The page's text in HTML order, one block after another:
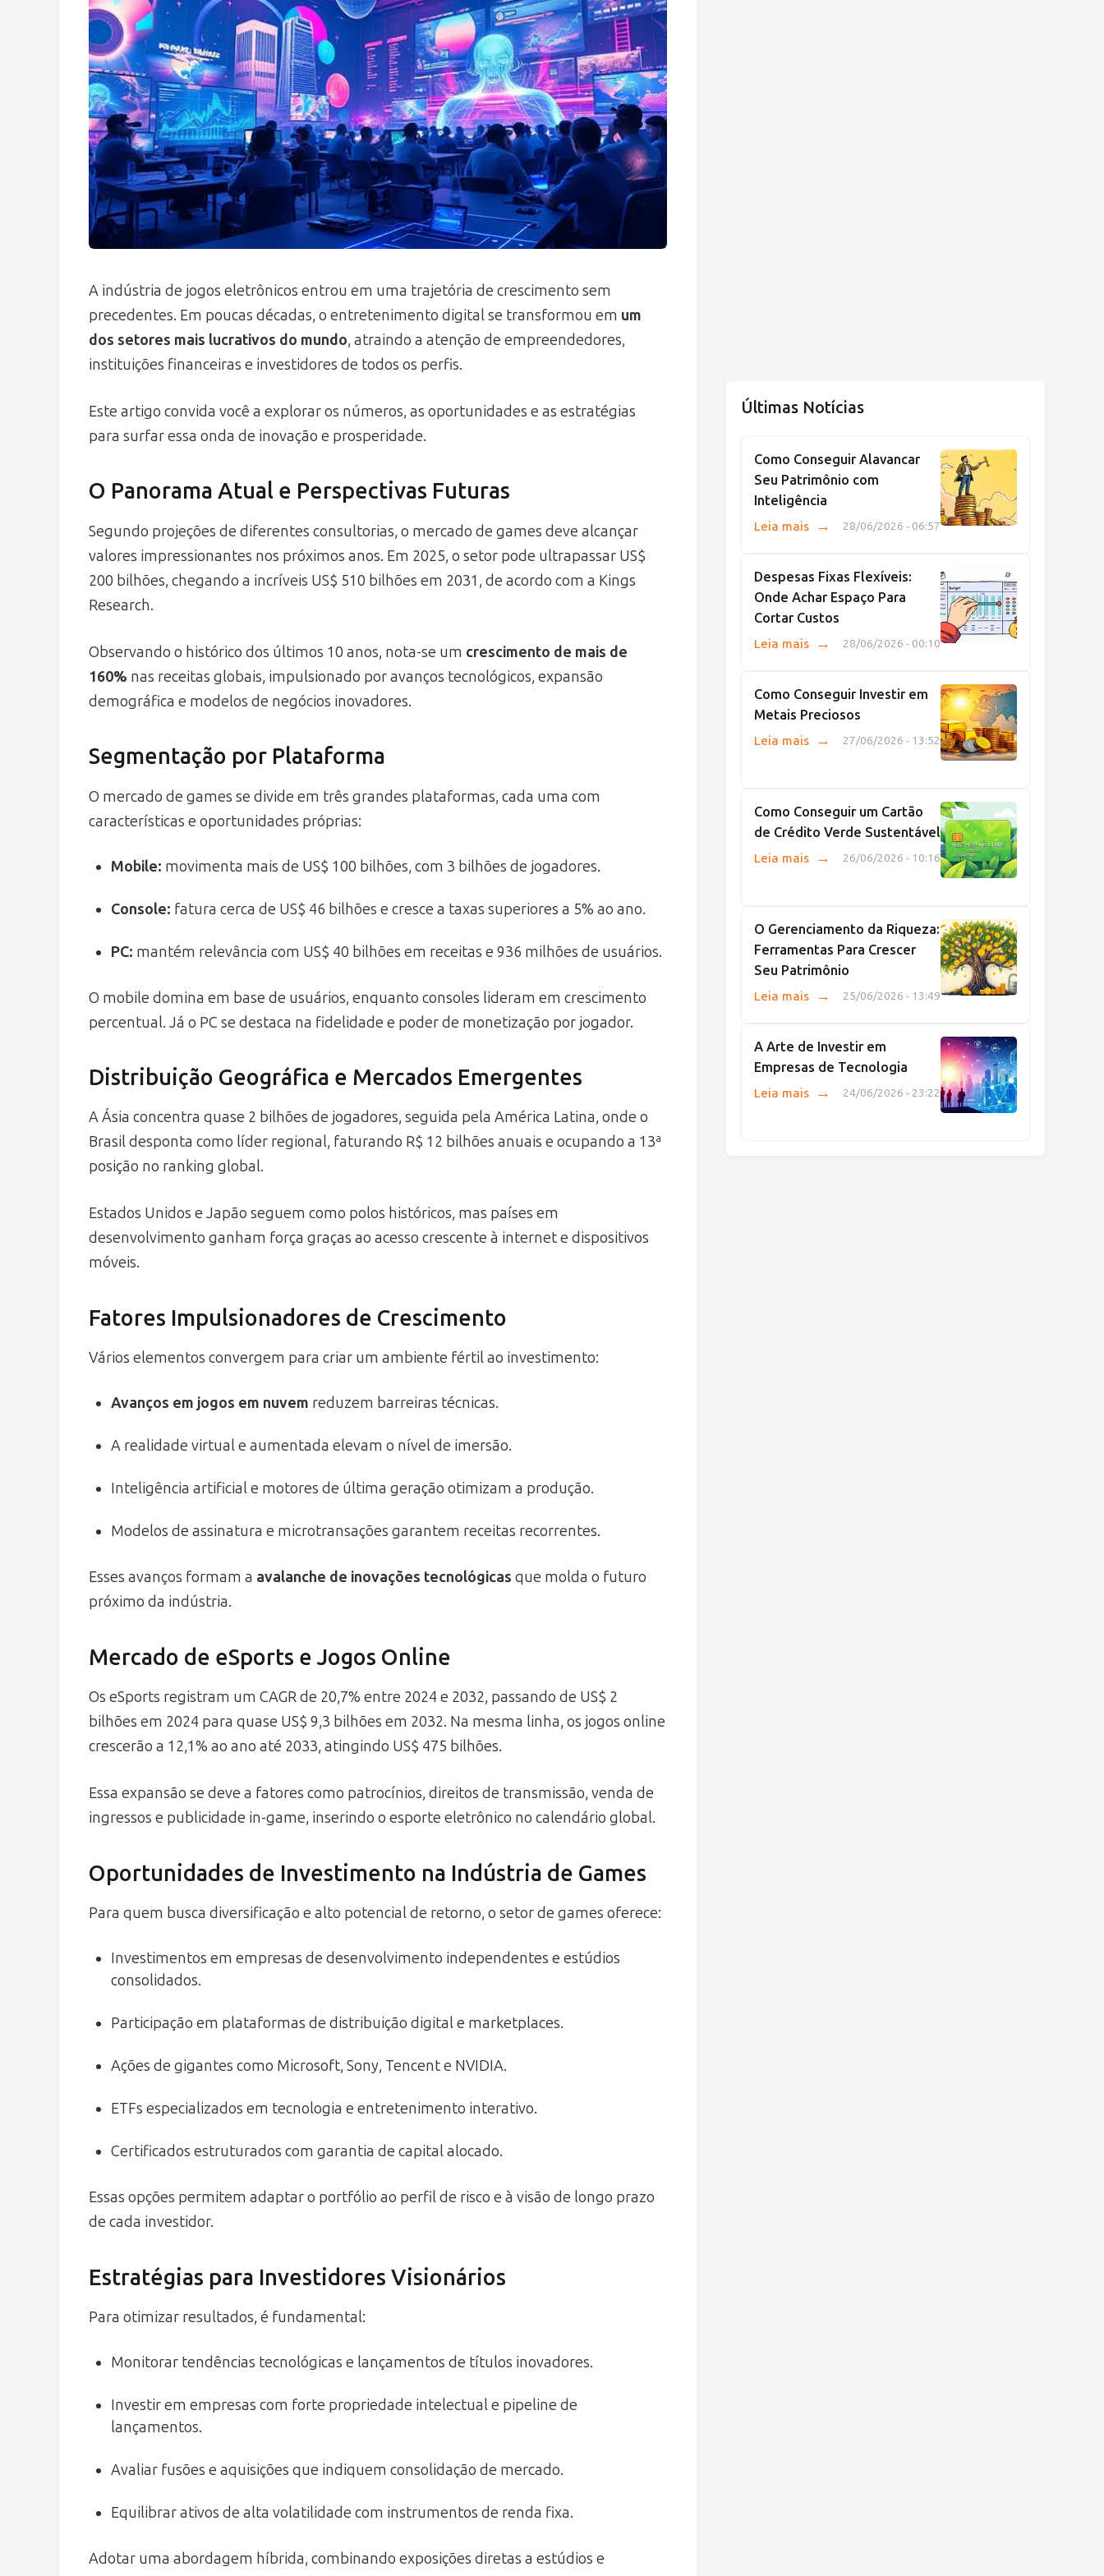
A indústria de jogos eletrônicos entrou em uma trajetória de crescimento sem
precedentes. Em poucas décadas, o entretenimento digital se transformou em um
dos setores mais lucrativos do mundo, atraindo a atenção de empreendedores,
instituições financeiras e investidores de todos os perfis.
Este artigo convida você a explorar os números, as oportunidades e as estratégias
para surfar essa onda de inovação e prosperidade.
O Panorama Atual e Perspectivas Futuras
Segundo projeções de diferentes consultorias, o mercado de games deve alcançar
valores impressionantes nos próximos anos. Em 2025, o setor pode ultrapassar US$
200 bilhões, chegando a incríveis US$ 510 bilhões em 2031, de acordo com a Kings
Research.
Observando o histórico dos últimos 10 anos, nota-se um crescimento de mais de
160% nas receitas globais, impulsionado por avanços tecnológicos, expansão
demográfica e modelos de negócios inovadores.
Segmentação por Plataforma
O mercado de games se divide em três grandes plataformas, cada uma com
características e oportunidades próprias:
Mobile: movimenta mais de US$ 100 bilhões, com 3 bilhões de jogadores.
Console: fatura cerca de US$ 46 bilhões e cresce a taxas superiores a 5% ao ano.
PC: mantém relevância com US$ 40 bilhões em receitas e 936 milhões de usuários.
O mobile domina em base de usuários, enquanto consoles lideram em crescimento
percentual. Já o PC se destaca na fidelidade e poder de monetização por jogador.
Distribuição Geográfica e Mercados Emergentes
A Ásia concentra quase 2 bilhões de jogadores, seguida pela América Latina, onde o
Brasil desponta como líder regional, faturando R$ 12 bilhões anuais e ocupando a 13ª
posição no ranking global.
Estados Unidos e Japão seguem como polos históricos, mas países em
desenvolvimento ganham força graças ao acesso crescente à internet e dispositivos
móveis.
Fatores Impulsionadores de Crescimento
Vários elementos convergem para criar um ambiente fértil ao investimento:
Avanços em jogos em nuvem reduzem barreiras técnicas.
A realidade virtual e aumentada elevam o nível de imersão.
Inteligência artificial e motores de última geração otimizam a produção.
Modelos de assinatura e microtransações garantem receitas recorrentes.
Esses avanços formam a avalanche de inovações tecnológicas que molda o futuro
próximo da indústria.
Mercado de eSports e Jogos Online
Os eSports registram um CAGR de 20,7% entre 2024 e 2032, passando de US$ 2
bilhões em 2024 para quase US$ 9,3 bilhões em 2032. Na mesma linha, os jogos online
crescerão a 12,1% ao ano até 2033, atingindo US$ 475 bilhões.
Essa expansão se deve a fatores como patrocínios, direitos de transmissão, venda de
ingressos e publicidade in-game, inserindo o esporte eletrônico no calendário global.
Oportunidades de Investimento na Indústria de Games
Para quem busca diversificação e alto potencial de retorno, o setor de games oferece:
Investimentos em empresas de desenvolvimento independentes e estúdios
consolidados.
Participação em plataformas de distribuição digital e marketplaces.
Ações de gigantes como Microsoft, Sony, Tencent e NVIDIA.
ETFs especializados em tecnologia e entretenimento interativo.
Certificados estruturados com garantia de capital alocado.
Essas opções permitem adaptar o portfólio ao perfil de risco e à visão de longo prazo
de cada investidor.
Estratégias para Investidores Visionários
Para otimizar resultados, é fundamental:
Monitorar tendências tecnológicas e lançamentos de títulos inovadores.
Investir em empresas com forte propriedade intelectual e pipeline de
lançamentos.
Avaliar fusões e aquisições que indiquem consolidação de mercado.
Equilibrar ativos de alta volatilidade com instrumentos de renda fixa.
Adotar uma abordagem híbrida, combinando exposições diretas a estúdios e
Últimas Notícias
Como Conseguir Alavancar
Seu Patrimônio com
Inteligência
28/06/2026 - 06:57
Leia mais →
Despesas Fixas Flexíveis:
Onde Achar Espaço Para
Cortar Custos
28/06/2026 - 00:10
Leia mais →
Como Conseguir Investir em
Metais Preciosos
27/06/2026 - 13:52
Leia mais →
Como Conseguir um Cartão
de Crédito Verde Sustentável
26/06/2026 - 10:16
Leia mais →
O Gerenciamento da Riqueza:
Ferramentas Para Crescer
Seu Patrimônio
25/06/2026 - 13:49
Leia mais →
A Arte de Investir em
Empresas de Tecnologia
24/06/2026 - 23:22
Leia mais →